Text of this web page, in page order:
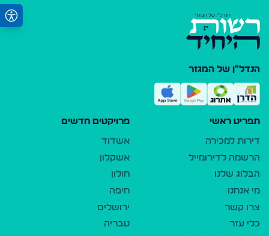
הנדל"ן של המגזר
תפריט ראשי
דירות למכירה
הרשמה לדירומייל
הבלוג שלנו
מי אנחנו
צרו קשר
כלי עזר
פרויקטים חדשים
אשדוד
אשקלון
חולון
חיפה
ירושלים
טבריה